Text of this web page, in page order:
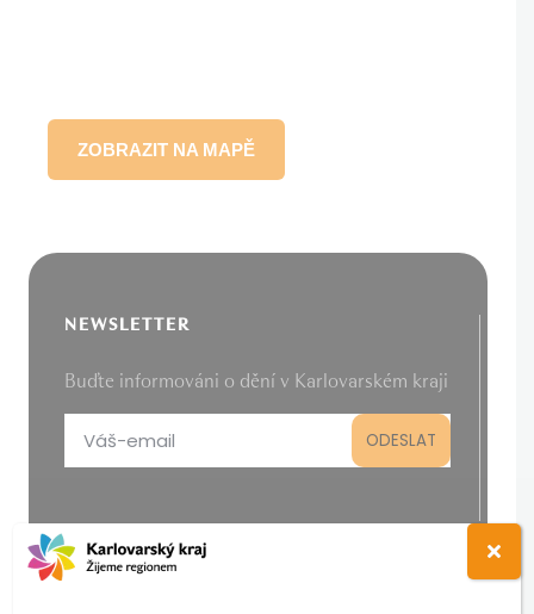
ZOBRAZIT NA MAPĚ
NEWSLETTER
Buďte informováni o dění v Karlovarském kraji